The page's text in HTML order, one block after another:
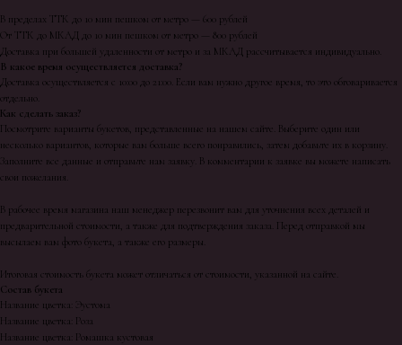
В пределах ТТК до 10 мин пешком от метро — 600 рублей
От ТТК до МКАД до 10 мин пешком от метро — 800 рублей
Доставка при большей удаленности от метро и за МКАД рассчитывается индивидуально.
В какое время осуществляется доставка?
Доставка осуществляется с 10:00 до 21:00. Если вам нужно другое время, то это обговаривается
отдельно.
Как сделать заказ?
Посмотрите варианты букетов, представленные на нашем сайте. Выберите один или
несколько вариантов, которые вам больше всего понравились, затем добавьте их в корзину.
Заполните все данные и отправьте нам заявку. В комментарии к заявке вы можете написать
свои пожелания.
В рабочее время магазина наш менеджер перезвонит вам для уточнения всех деталей и
предварительной стоимости, а также для подтверждения заказа. Перед отправкой мы
высылаем вам фото букета, а также его размеры.
Итоговая стоимость букета может отличаться от стоимости, указанной на сайте.
Состав букета
Название цветка: Эустома
Название цветка: Роза
Название цветка: Ромашка кустовая